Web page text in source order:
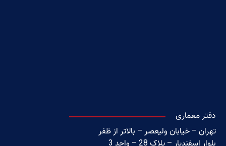
دفتر معماری
تهران – خیابان ولیعصر – بالاتر از ظفر
بلوار اسفندیار – پلاک 28 – واحد 3